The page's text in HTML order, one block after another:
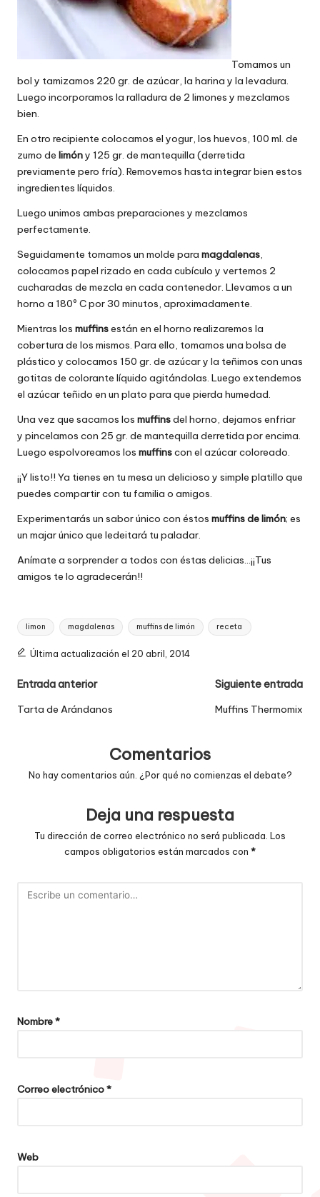
Tomamos un
bol y tamizamos 220 gr. de azúcar, la harina y la levadura.
Luego incorporamos la ralladura de 2 limones y mezclamos
bien.
En otro recipiente colocamos el yogur, los huevos, 100 ml. de
zumo de limóny 125 gr. de mantequilla (derretida
previamente pero fría). Removemos hasta integrar bien estos
ingredientes líquidos.
Luego unimos ambas preparaciones y mezclamos
perfectamente.
Seguidamente tomamos un molde para magdalenas,
colocamos papel rizado en cada cubículo y vertemos 2
cucharadas de mezcla en cada contenedor. Llevamos a un
horno a 180º C por 30 minutos, aproximadamente.
Mientras los muffinsestán en el horno realizaremos la
cobertura de los mismos. Para ello, tomamos una bolsa de
plástico y colocamos 150 gr. de azúcar y la teñimos con unas
gotitas de colorante líquido agitándolas. Luego extendemos
el azúcar teñido en un plato para que pierda humedad.
Una vez que sacamos los muffinsdel horno, dejamos enfriar
y pincelamos con 25 gr. de mantequilla derretida por encima.
Luego espolvoreamos los muffinscon el azúcar coloreado.
¡¡Y listo!! Ya tienes en tu mesa un delicioso y simple platillo que
puedes compartir con tu familia o amigos.
Experimentarás un sabor único con éstos muffins de limón; es
un majar único que ledeitará tu paladar.
Anímate a sorprender a todos con éstas delicias…¡¡Tus
amigos te lo agradecerán!!
Etiquetas:
limon magdalenas muffins de limón receta
Última actualización el 20 abril, 2014
Navegación
de
Entrada anterior
Tarta de Arándanos
Siguiente entrada
Muffins Thermomix
Comentarios
No hay comentarios aún. ¿Por qué no comienzas el debate?
Deja una respuesta
Tu dirección de correo electrónico no será publicada. Los
campos obligatorios están marcados con *
Nombre*
Correo electrónico*
Web